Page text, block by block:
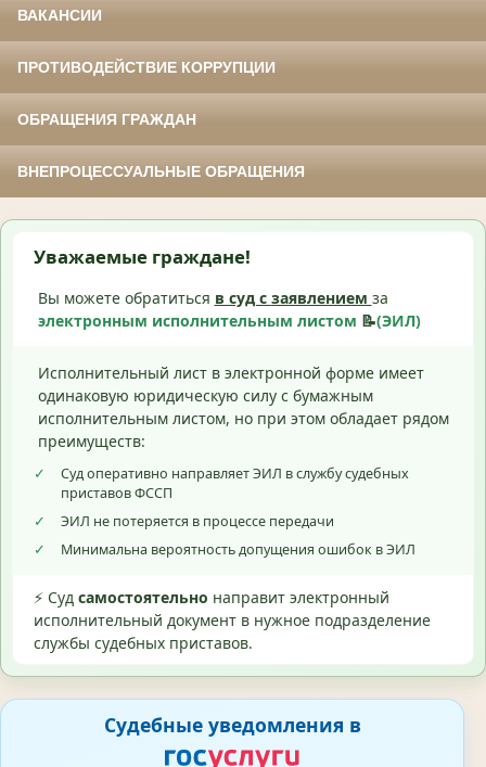
ВАКАНСИИ
ПРОТИВОДЕЙСТВИЕ КОРРУПЦИИ
ОБРАЩЕНИЯ ГРАЖДАН
ВНЕПРОЦЕССУАЛЬНЫЕ ОБРАЩЕНИЯ
Уважаемые граждане!
Вы можете обратиться в суд с заявлением за
электронным исполнительным листом 📝(ЭИЛ)
Исполнительный лист в электронной форме имеет
одинаковую юридическую силу с бумажным
исполнительным листом, но при этом обладает рядом
преимуществ:
✓
Суд оперативно направляет ЭИЛ в службу судебных
приставов ФССП
✓
ЭИЛ не потеряется в процессе передачи
✓
Минимальна вероятность допущения ошибок в ЭИЛ
⚡ Суд самостоятельно направит электронный
исполнительный документ в нужное подразделение
службы судебных приставов.
Судебные уведомления в